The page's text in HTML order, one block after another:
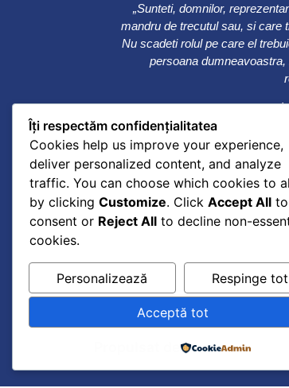
„Sunteti, domnilor,
mandru de trecutul sau, si care
Nu scadeti rolul pe care el
persoana
0241 615737
Îți respectăm confidențialitatea
Cookies help us improve your experience,
deliver personalized content, and analyze
traffic. You can choose which cookies to
by clicking Customize. Click Accept All to
consent or Reject All to decline non-
cookies.
Personalizează Respinge tot
Acceptă tot